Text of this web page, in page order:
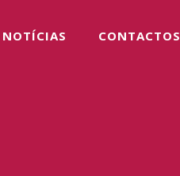
NOTÍCIAS CONTACTOS